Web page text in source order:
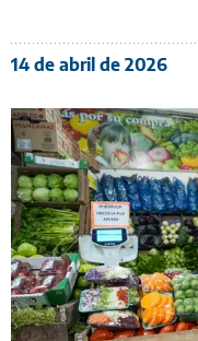
14 de abril de 2026